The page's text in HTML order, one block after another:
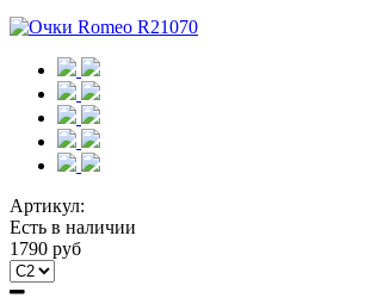
Артикул:
Есть в наличии
1790 руб